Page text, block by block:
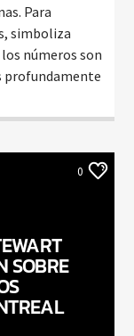
Para
simboliza
números son
profundamente
0
SOBRE